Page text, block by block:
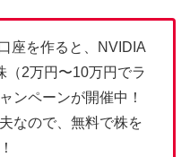
座を作ると、NVIDIA
（2万円〜10万円でラ
ンペーンが開催中！
なので、無料で株を